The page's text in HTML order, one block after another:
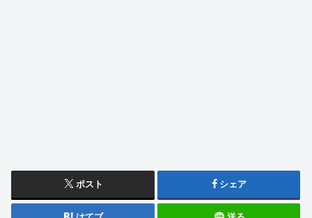
ポスト シェア